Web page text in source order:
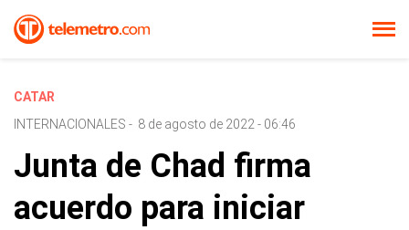
CATAR
INTERNACIONALES - 8 de agosto de 2022 - 06:46
Junta de Chad firma
acuerdo para iniciar